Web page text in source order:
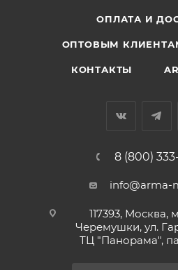
ОПЛАТА И
ОПТОВЫМ
КОНТАКТЫ
8 (800)
info@arma-
117393,
Черемушки, ул.
ТЦ "Панорама",